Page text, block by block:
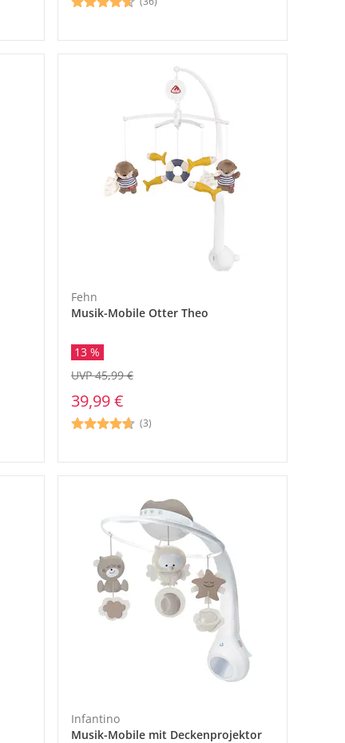
Fehn
Musik-Mobile Otter Theo
13 %
39,99 €
UVP 45,99 €
(3)
Infantino
Musik-Mobile mit Deckenprojektor